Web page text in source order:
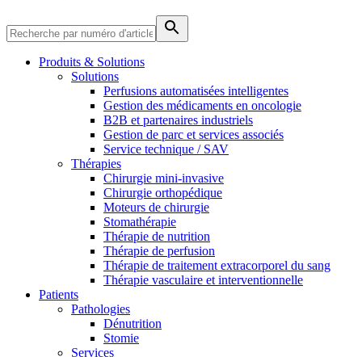
Soins à domicile
Nous coordonnons vos soins médicaux à votre sortie de
Trouvez votre emploi
Découvrez vos opportunités de carrière chez B. Braun.
Produits & Solutions
Solutions
Perfusions automatisées intelligentes
Gestion des médicaments en oncologie
B2B et partenaires industriels
Gestion de parc et services associés
Service technique / SAV
Thérapies
Chirurgie mini-invasive
Chirurgie orthopédique
Moteurs de chirurgie
Stomathérapie
Thérapie de nutrition
Thérapie de perfusion
Thérapie de traitement extracorporel du sang
Thérapie vasculaire et interventionnelle
Patients
Pathologies
Dénutrition
Stomie
Services